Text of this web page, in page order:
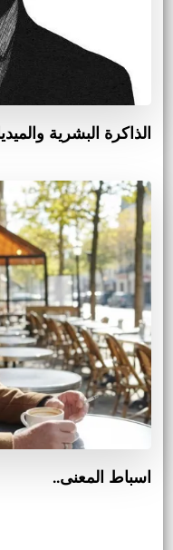
الذاكرة البشرية
اسباط المعنى..